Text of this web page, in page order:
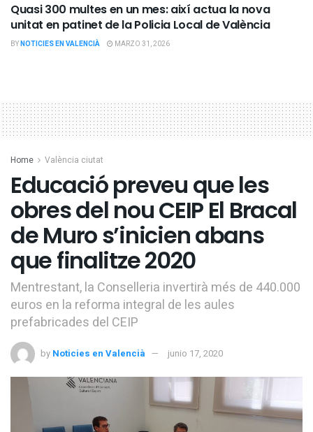
Quasi 300 multes en un mes: així actua la nova
unitat en patinet de la Policia Local de València
BYNOTICIES EN VALENCIÀ MARZO 31, 2026
Home València ciutat
Educació preveu que les
obres del nou CEIP El Bracal
de Muro s’inicien abans
que finalitze 2020
Mentrestant, la Conselleria invertirà més de 440.000
euros en la reforma integral de les aules
prefabricades del CEIP
by Noticies en Valencià junio 17, 2020